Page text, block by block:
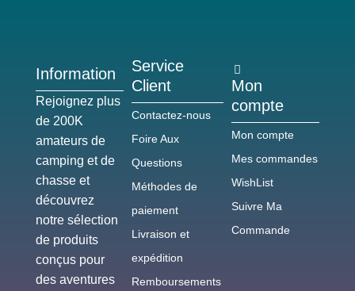
Information
Rejoignez plus
de 200K
amateurs de
camping et de
chasse et
découvrez
notre sélection
de produits
conçus pour
des aventures
Service
Client
Contactez-nous
Foire Aux
Questions
Méthodes de
paiement
Livraison et
expédition
Remboursements
Mon
compte
Mon compte
Mes commandes
WishList
Suivre Ma
Commande